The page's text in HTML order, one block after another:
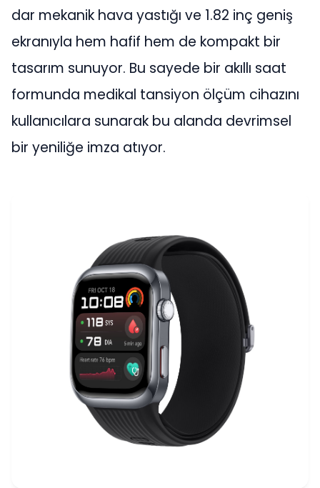
dar mekanik hava yastığı ve 1.82 inç geniş
ekranıyla hem hafif hem de kompakt bir
tasarım sunuyor. Bu sayede bir akıllı saat
formunda medikal tansiyon ölçüm cihazını
kullanıcılara sunarak bu alanda devrimsel
bir yeniliğe imza atıyor.